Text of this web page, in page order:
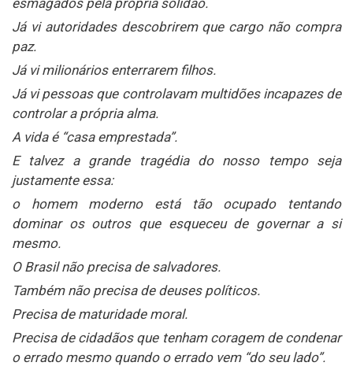
Já vi autoridades descobrirem que cargo não compra
paz.
Já vi milionários enterrarem filhos.
Já vi pessoas que controlavam multidões incapazes de
controlar a própria alma.
A vida é “casa emprestada”.
E talvez a grande tragédia do nosso tempo seja
justamente essa:
o homem moderno está tão ocupado tentando
dominar os outros que esqueceu de governar a si
mesmo.
O Brasil não precisa de salvadores.
Também não precisa de deuses políticos.
Precisa de maturidade moral.
Precisa de cidadãos que tenham coragem de condenar
o errado mesmo quando o errado vem “do seu lado”.